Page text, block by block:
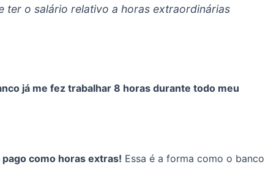
ter o salário relativo a horas extraordinárias
já me fez trabalhar 8 horas durante todo meu
como horas extras! Essa é a forma como o banco